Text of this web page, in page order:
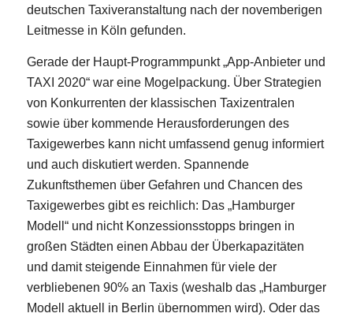
deutschen Taxiveranstaltung nach der novemberigen
Leitmesse in Köln gefunden.
Gerade der Haupt-Programmpunkt „App-Anbieter und
TAXI 2020“ war eine Mogelpackung. Über Strategien
von Konkurrenten der klassischen Taxizentralen
sowie über kommende Herausforderungen des
Taxigewerbes kann nicht umfassend genug informiert
und auch diskutiert werden. Spannende
Zukunftsthemen über Gefahren und Chancen des
Taxigewerbes gibt es reichlich: Das „Hamburger
Modell“ und nicht Konzessionsstopps bringen in
großen Städten einen Abbau der Überkapazitäten
und damit steigende Einnahmen für viele der
verbliebenen 90% an Taxis (weshalb das „Hamburger
Modell aktuell in Berlin übernommen wird). Oder das